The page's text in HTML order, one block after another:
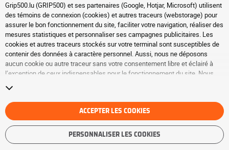
Grip500.lu (GRIP500) et ses partenaires (Google, Hotjar, Microsoft) utilisent
des témoins de connexion (cookies) et autres traceurs (webstorage) pour
assurer le bon fonctionnement du site, faciliter votre navigation, réaliser des
mesures statistiques et personnaliser ses campagnes publicitaires. Les
cookies et autres traceurs stockés sur votre terminal sont susceptibles de
contenir des données à caractère personnel. Aussi, nous ne déposons
aucun cookie ou autre traceur sans votre consentement libre et éclairé à
l’exception de ceux indispensables pour le fonctionnement du site. Nous
consentement à tout moment en vous rendant sur la
traceurs. Vous pouvez choisir de continuer à naviguer sans accepter le
dépôt de cookies ou autres traceurs. Le refus ne fait pas obstacle à l’accès
aux services GRIP500. Pour plus d’informations, nous vous invitons à
consulter
la page cookies et autres traceurs
ACCEPTER LES COOKIES
PERSONNALISER LES COOKIES